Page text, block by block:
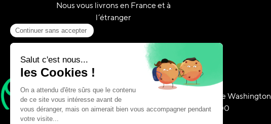
Nous vous livrons en France et à
l’étranger
Adresse
575 Av. George Washington
Béthune, 62400